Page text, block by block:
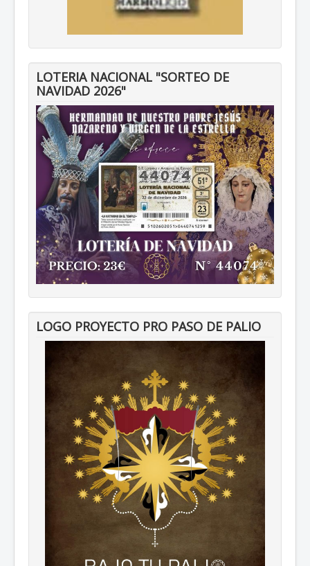
LOTERIA NACIONAL "SORTEO DE
NAVIDAD 2026"
LOGO PROYECTO PRO PASO DE PALIO